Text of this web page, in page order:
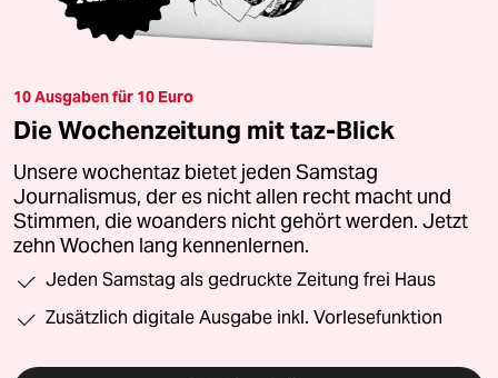
10 Ausgaben für 10 Euro
Die Wochenzeitung mit taz-Blick
Unsere wochentaz bietet jeden Samstag
Journalismus, der es nicht allen recht macht und
Stimmen, die woanders nicht gehört werden. Jetzt
zehn Wochen lang kennenlernen.
Jeden Samstag als gedruckte Zeitung frei Haus
Zusätzlich digitale Ausgabe inkl. Vorlesefunktion